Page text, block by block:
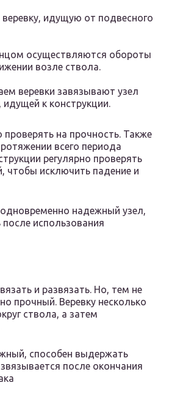
идущую от подвесного
осуществляются обороты
возле ствола.
веревки завязывают узел
идущей к конструкции.
на прочность. Также
всего периода
регулярно проверять
чтобы исключить падение и
надежный узел,
после использования
и развязать. Но, тем не
прочный. Веревку несколько
ствола, а затем
способен выдержать
после окончания